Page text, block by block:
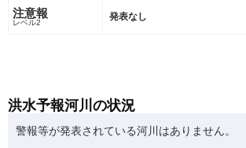
注意報
レベル2 発表なし
洪水予報河川の状況
警報等が発表されている河川はありません。